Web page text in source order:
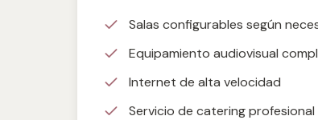
Salas configurables según
Equipamiento audiovisual
Internet de alta velocidad
Servicio de catering profesional